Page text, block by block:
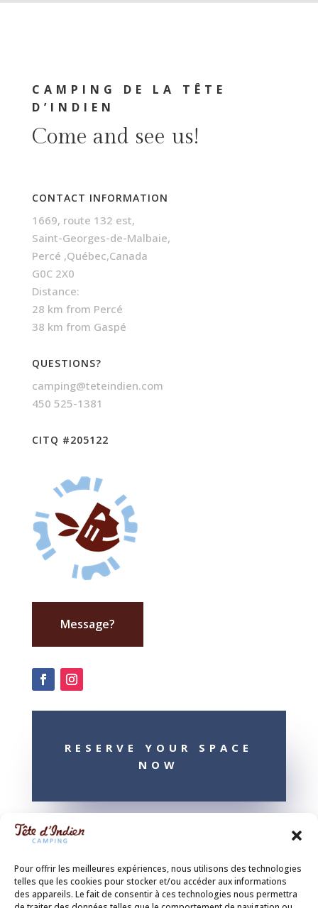
Pour offrir les meilleures expériences, nous utilisons des technologies
telles que les cookies pour stocker et/ou accéder aux informations
des appareils. Le fait de consentir à ces technologies nous permettra
CAMPING DE LA TÊTE
D’INDIEN
Come and see us!
CONTACT INFORMATION
1669, route 132 est,
Saint-Georges-de-Malbaie,
Percé ,Québec,Canada
G0C 2X0
Distance:
28 km from Percé
38 km from Gaspé
QUESTIONS?
camping@teteindien.com
450 525-1381
CITQ #205122
Message?
RESERVE YOUR SPACE
NOW